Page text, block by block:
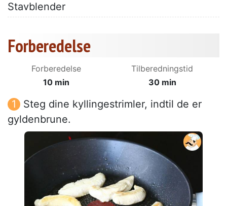
Stavblender
Forberedelse
Forberedelse
10 min
Tilberedningstid
30 min
Steg dine kyllingestrimler, indtil de er
gyldenbrune.